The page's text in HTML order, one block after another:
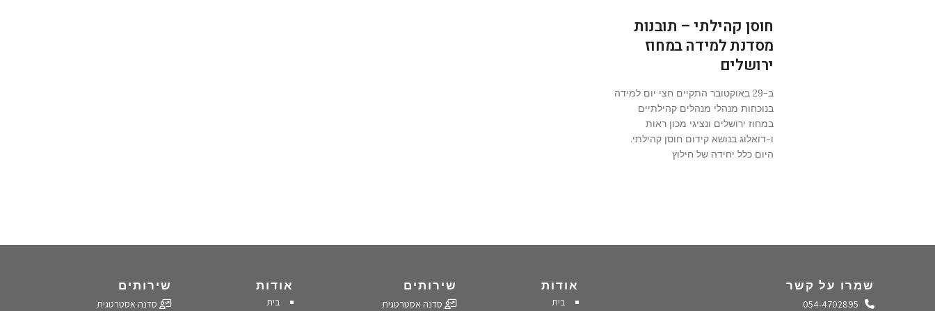
חוסן קהילתי – תובנות
מסדנת למידה במחוז
ירושלים
ב-29 באוקטובר התקיים חצי יום למידה
בנוכחות מנהלי מנהלים קהילתיים
במחוז ירושלים ונציגי מכון ראות
ו-דואלוג בנושא קידום חוסן קהילתי.
היום כלל יחידה של חילוץ
שמרו על קשר
התקשרו אלינו
אודות
בית
שירותים
סדנה אסטרטגית
אודות
בית
שירותים
סדנה אסטרטגית